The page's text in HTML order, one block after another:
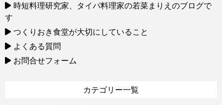
時短料理研究家、タイパ料理家の若菜まりえのブログで
す
つくりおき食堂が大切にしていること
よくある質問
お問合せフォーム
カテゴリー一覧